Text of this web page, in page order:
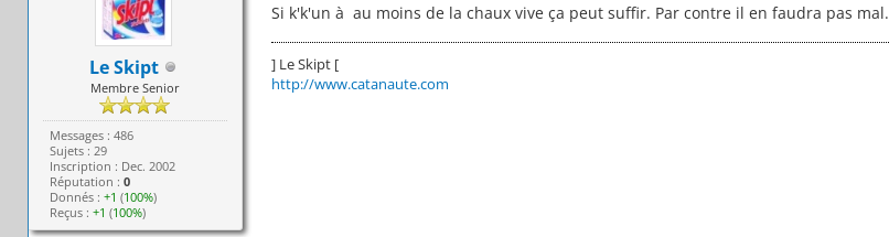
Le Skipt
Membre Senior
Messages : 486
Sujets : 29
Inscription : Dec. 2002
Réputation : 0
Donnés : +1 (100%)
Reçus : +1 (100%)
Si k'k'un à au moins de la chaux vive ça peut suffir. Par contre il en faudra pas mal.
] Le Skipt [
http://www.catanaute.com